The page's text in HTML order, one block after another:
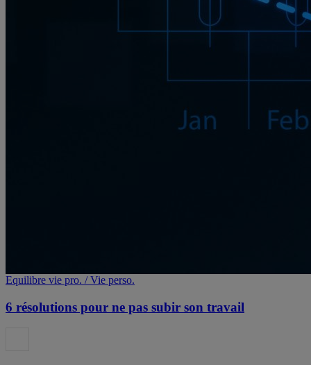
Equilibre vie pro. / Vie perso.
6 résolutions pour ne pas subir son travail